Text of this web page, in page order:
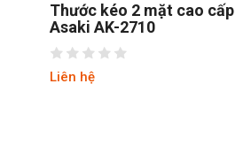
Thước kéo Kingtony
ZS533 1m
Liên hệ